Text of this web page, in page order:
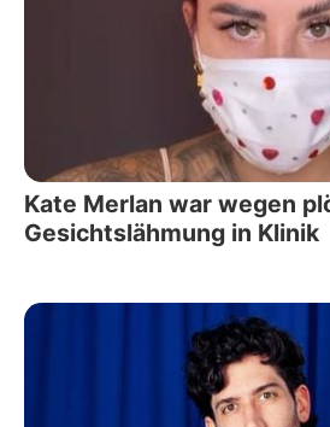
Kate Merlan war wegen
Gesichtslähmung in Klinik